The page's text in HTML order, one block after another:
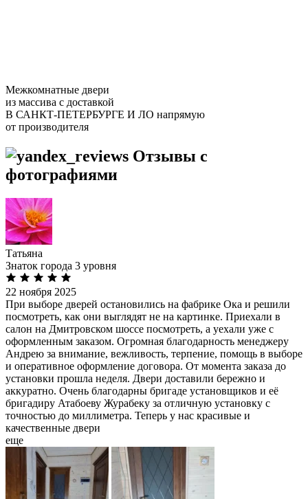
Межкомнатные двери
из массива с доставкой
В САНКТ-ПЕТЕРБУРГЕ И ЛО напрямую
от производителя
Отзывы с
фотографиями
Татьяна
Знаток города 3 уровня
22 ноября 2025
При выборе дверей остановились на фабрике Ока и решили
посмотреть, как они выглядят не на картинке. Приехали в
салон на Дмитровском шоссе посмотреть, а уехали уже с
оформленным заказом. Огромная благодарность менеджеру
Андрею за внимание, вежливость, терпение, помощь в выборе
и оперативное оформление договора. От момента заказа до
установки прошла неделя. Двери доставили бережно и
аккуратно. Очень благодарны бригаде установщиков и её
бригадиру Атабоеву Журабеку за отличную установку с
точностью до миллиметра. Теперь у нас красивые и
качественные двери
еще